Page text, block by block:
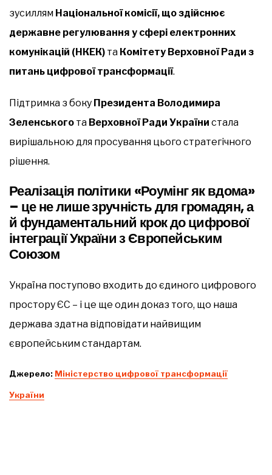
зусиллям Національної комісії, що здійснює
державне регулювання у сфері електронних
комунікацій (НКЕК) та Комітету Верховної Ради з
питань цифрової трансформації.
Підтримка з боку Президента Володимира
Зеленського та Верховної Ради України стала
вирішальною для просування цього стратегічного
рішення.
Реалізація політики «Роумінг як вдома»
– це не лише зручність для громадян, а
й фундаментальний крок до цифрової
інтеграції України з Європейським
Союзом
Україна поступово входить до єдиного цифрового
простору ЄС – і це ще один доказ того, що наша
держава здатна відповідати найвищим
європейським стандартам.
Джерело: Міністерство цифрової трансформації
України